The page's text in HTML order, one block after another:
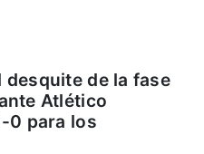
desquite de la fase
Atlético
0 para los